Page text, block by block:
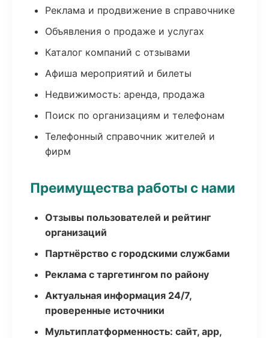
Реклама и продвижение в справочнике
Объявления о продаже и услугах
Каталог компаний с отзывами
Афиша мероприятий и билеты
Недвижимость: аренда, продажа
Поиск по организациям и телефонам
Телефонный справочник жителей и
фирм
Преимущества работы с нами
Отзывы пользователей и рейтинг
организаций
Партнёрство с городскими службами
Реклама с таргетингом по району
Актуальная информация 24/7,
проверенные источники
Мультиплатформенность: сайт, app,